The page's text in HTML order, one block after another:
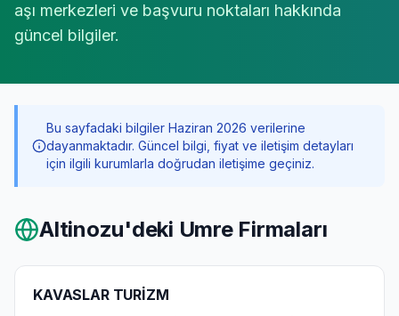
aşı merkezleri ve başvuru noktaları hakkında
güncel bilgiler.
Bu sayfadaki bilgiler Haziran 2026 verilerine
dayanmaktadır. Güncel bilgi, fiyat ve iletişim detayları
için ilgili kurumlarla doğrudan iletişime geçiniz.
Altinozu'deki Umre Firmaları
KAVASLAR TURİZM